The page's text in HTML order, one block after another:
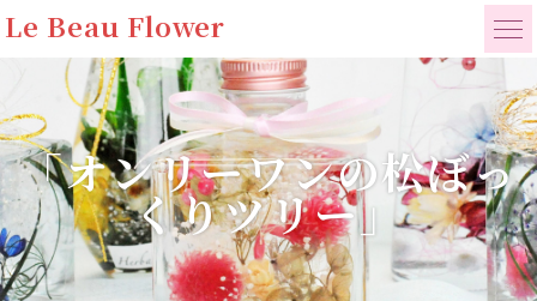
Le Beau Flower
「オンリーワンの松ぼっ
くりツリー」